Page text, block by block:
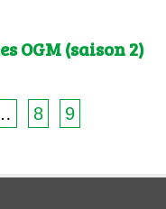
OGM (saison 2)
8
9